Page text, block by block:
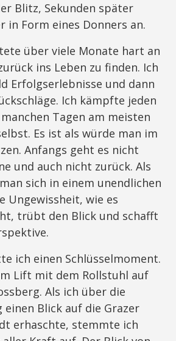
Blitz, Sekunden später
in Form eines Donners an.
über viele Monate hart an
ins Leben zu finden. Ich
Erfolgserlebnisse und dann
Ich kämpfte jeden
Tagen am meisten
Es ist als würde man im
Anfangs geht es nicht
und auch nicht zurück. Als
sich in einem unendlichen
Ungewissheit, wie es
trübt den Blick und schafft
ich einen Schlüsselmoment.
Lift mit dem Rollstuhl auf
Als ich über die
einen Blick auf die Grazer
erhaschte, stemmte ich